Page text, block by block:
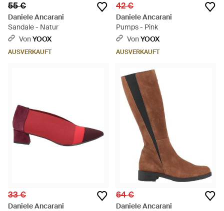
55 €
Daniele Ancarani
Sandale - Natur
VonYOOX
AUSVERKAUFT
42 €
Daniele Ancarani
Pumps - Pink
VonYOOX
AUSVERKAUFT
33 €
Daniele Ancarani
64 €
Daniele Ancarani